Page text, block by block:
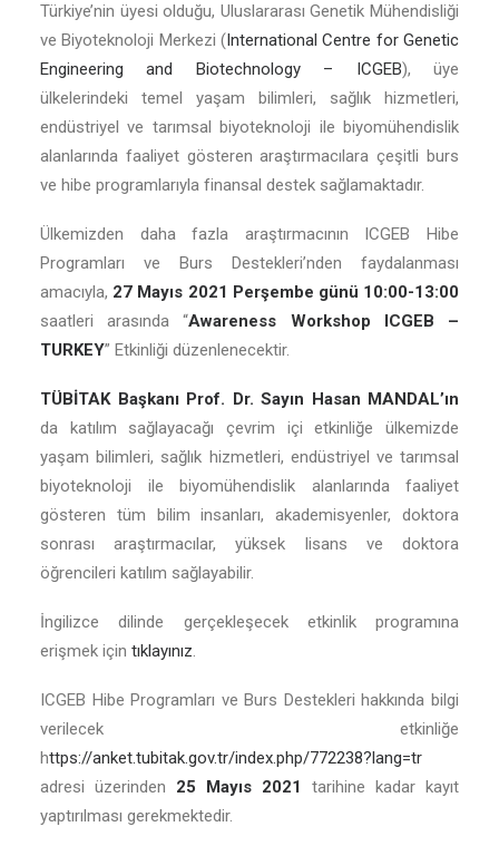
Türkiye’nin üyesi olduğu, Uluslararası Genetik Mühendisliği
ve Biyoteknoloji Merkezi (International Centre for Genetic
Engineering and Biotechnology – ICGEB), üye
ülkelerindeki temel yaşam bilimleri, sağlık hizmetleri,
endüstriyel ve tarımsal biyoteknoloji ile biyomühendislik
alanlarında faaliyet gösteren araştırmacılara çeşitli burs
ve hibe programlarıyla finansal destek sağlamaktadır.
Ülkemizden daha fazla araştırmacının ICGEB Hibe
Programları ve Burs Destekleri’nden faydalanması
amacıyla, 27 Mayıs 2021 Perşembe günü 10:00-13:00
saatleri arasında “Awareness Workshop ICGEB –
TURKEY” Etkinliği düzenlenecektir.
TÜBİTAK Başkanı Prof. Dr. Sayın Hasan MANDAL’ın
da katılım sağlayacağı çevrim içi etkinliğe ülkemizde
yaşam bilimleri, sağlık hizmetleri, endüstriyel ve tarımsal
biyoteknoloji ile biyomühendislik alanlarında faaliyet
gösteren tüm bilim insanları, akademisyenler, doktora
sonrası araştırmacılar, yüksek lisans ve doktora
öğrencileri katılım sağlayabilir.
İngilizce dilinde gerçekleşecek etkinlik programına
erişmek için tıklayınız.
ICGEB Hibe Programları ve Burs Destekleri hakkında bilgi
verilecek etkinliğe
https://anket.tubitak.gov.tr/index.php/772238?lang=tr
adresi üzerinden 25 Mayıs 2021
tarihine kadar kayıt
yaptırılması gerekmektedir.